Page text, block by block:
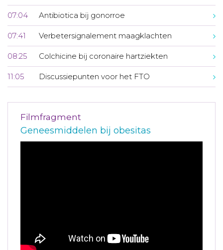
07:04 Antibiotica bij gonorroe
07:41 Verbetersignalement maagklachten
08:25 Colchicine bij coronaire hartziekten
11:05 Discussiepunten voor het FTO
Filmfragment
Geneesmiddelen bij obesitas